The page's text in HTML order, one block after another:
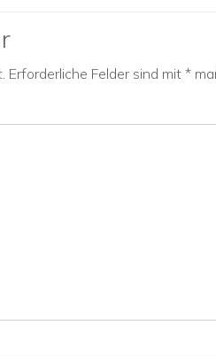
Erforderliche Felder sind mit *